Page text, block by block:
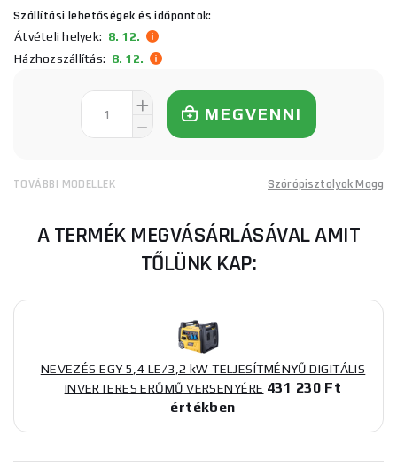
Szállítási lehetőségek és időpontok:
Átvételi helyek: 8. 12.
Házhozszállítás: 8. 12.
MEGVENNI
TOVÁBBI MODELLEK Szórópisztolyok Magg
A TERMÉK MEGVÁSÁRLÁSÁVAL AMIT
TŐLÜNK KAP:
NEVEZÉS EGY 5,4 LE/3,2 kW TELJESÍTMÉNYŰ DIGITÁLIS
INVERTERES ERŐMŰ VERSENYÉRE 431 230 Ft
értékben